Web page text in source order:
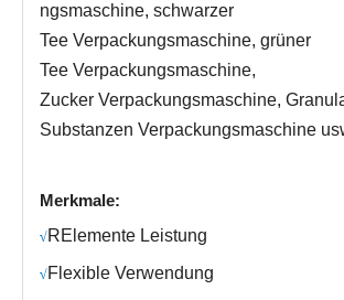
ngsmaschine, schwarzer
Tee Verpackungsmaschine, grüner
Tee Verpackungsmaschine,
Zucker Verpackungsmaschine,
Substanzen Verpackungsmaschine
Merkmale:
√RElemente Leistung
√Fl exible Verwendung